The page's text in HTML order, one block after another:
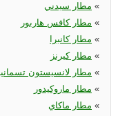
مطار سيدني «
مطار كافس هاربور «
مطار كانبرا «
مطار كيرنز «
مطار لانسيستون «
مطار ماروكيدور «
مطار ماكاي «